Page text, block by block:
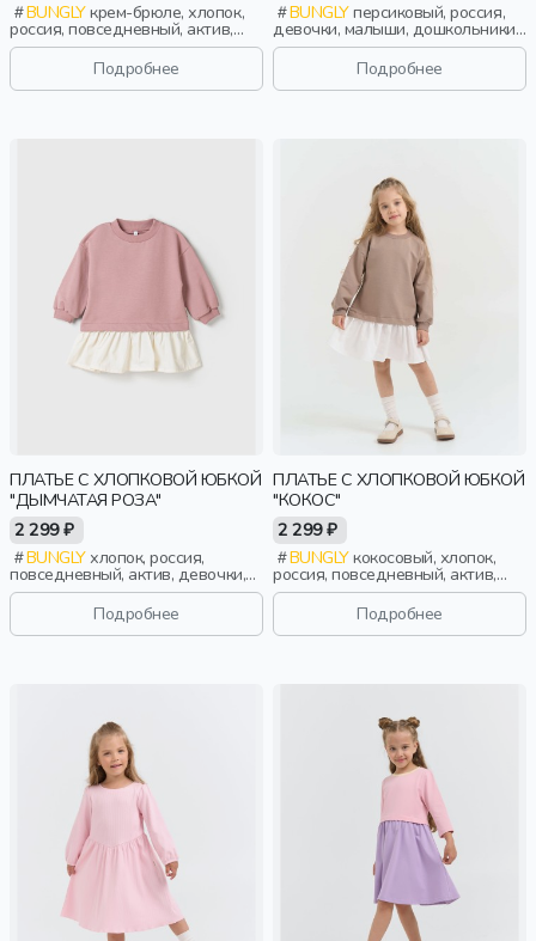
BUNGLYкрем-брюле, хлопок,
россия, повседневный, актив,
девочки, малыши, дошкольники,
Подробнее
BUNGLYперсиковый, россия,
девочки, малыши, дошкольники,
дети
Подробнее
ПЛАТЬЕ С ХЛОПКОВОЙ ЮБКОЙ
"ДЫМЧАТАЯ РОЗА"
2 299 ₽
BUNGLYхлопок, россия,
повседневный, актив, девочки,
малыши, дошкольники, дети
Подробнее
ПЛАТЬЕ С ХЛОПКОВОЙ ЮБКОЙ
"КОКОС"
2 299 ₽
BUNGLYкокосовый, хлопок,
россия, повседневный, актив,
девочки, малыши, дошкольники,
Подробнее